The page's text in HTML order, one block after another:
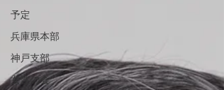
予定
兵庫県本部
神戸支部
女性の会